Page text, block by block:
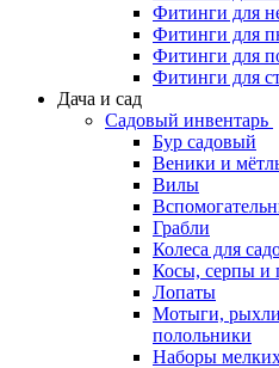
Фитинги для
Фитинги для
Фитинги для
Фитинги для
Дача и сад
Садовый инвентарь
Бур садовый
Веники и
Вилы
Грабли
Колеса для
Косы, серпы и
Лопаты
Мотыги,
полольники
Наборы